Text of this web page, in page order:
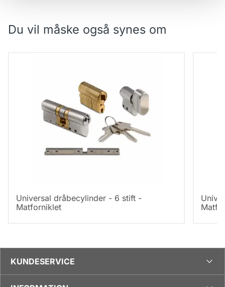
Du vil måske også synes om
Universal dråbecylinder - 6 stift -
Matforniklet
KUNDESERVICE